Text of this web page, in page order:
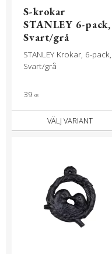
S-krokar
STANLEY 6-pack,
Svart/grå
STANLEY Krokar, 6-pack,
Svart/grå
39 KR